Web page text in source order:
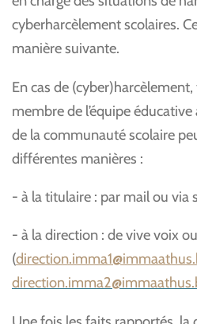
cyberharcèlement scolaires.
manière suivante.
En cas de
membre de l’équipe
de la communauté scolaire
différentes manières :
- à la titulaire : par mail ou via
- à la direction : de vive voix
(